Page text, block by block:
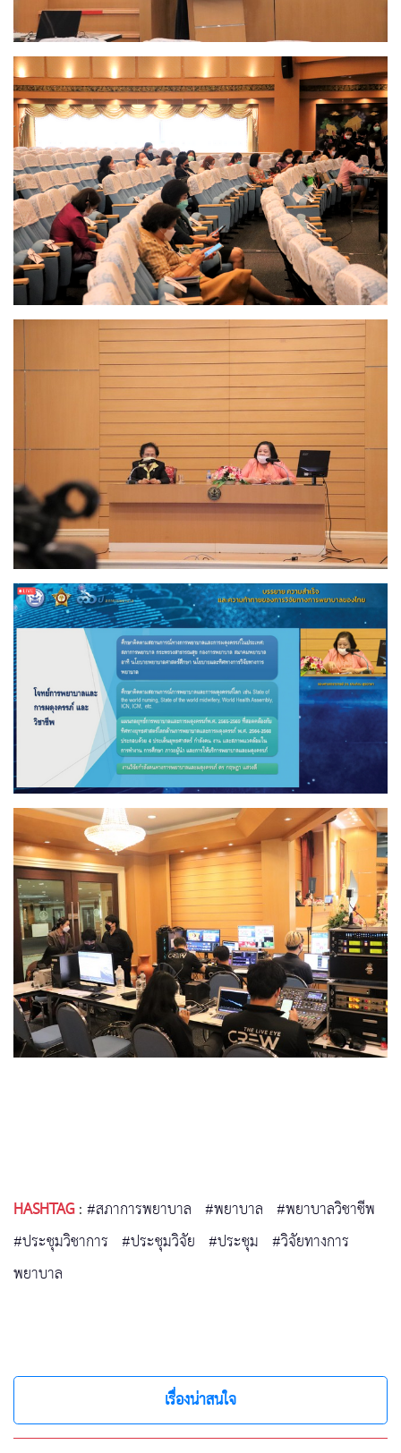
HASHTAG:#สภาการพยาบาล #พยาบาล #พยาบาลวิชาชีพ
#ประชุมวิชาการ #ประชุมวิจัย #ประชุม #วิจัยทางการ
พยาบาล
เรื่องน่าสนใจ